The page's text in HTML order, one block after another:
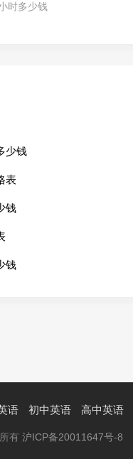
时多少钱
少钱
表
钱
钱
语 初中英语 高中英语
有 沪ICP备20011647号-8